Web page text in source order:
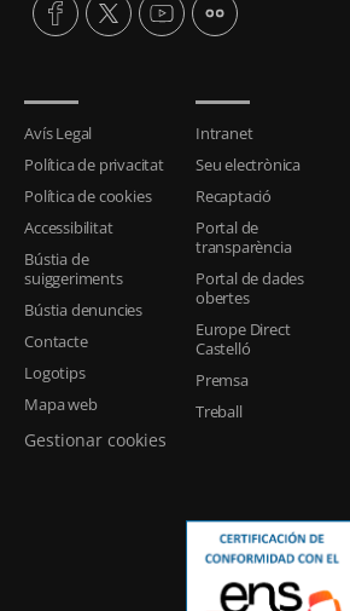
Avís Legal
Política de privacitat
Política de cookies
Accessibilitat
Bústia de
suiggeriments
Bústia denuncies
Contacte
Logotips
Mapa web
Gestionar cookies
Intranet
Seu electrònica
Recaptació
Portal de
transparència
Portal de dades
obertes
Europe Direct
Castelló
Premsa
Treball